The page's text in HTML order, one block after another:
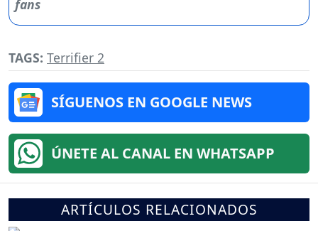
TAGS: Terrifier 2
SÍGUENOS EN GOOGLE NEWS
ÚNETE AL CANAL EN WHATSAPP
ARTÍCULOS RELACIONADOS